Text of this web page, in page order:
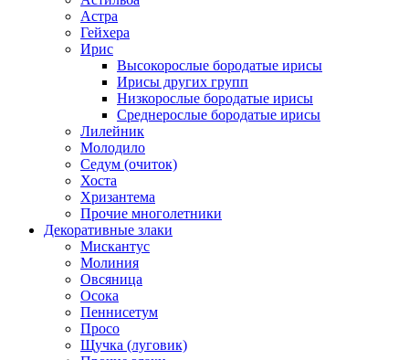
Астра
Гейхера
Ирис
Высокорослые бородатые ирисы
Ирисы других групп
Низкорослые бородатые ирисы
Среднерослые бородатые ирисы
Лилейник
Молодило
Седум (очиток)
Хоста
Хризантема
Прочие многолетники
Декоративные злаки
Мискантус
Молиния
Овсяница
Осока
Пеннисетум
Просо
Щучка (луговик)